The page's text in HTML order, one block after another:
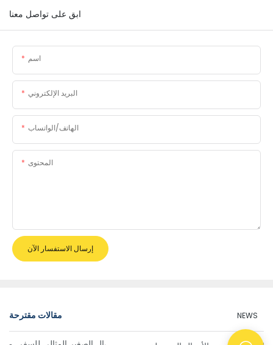
ابق على تواصل معنا
اسم
البريد الإلكتروني
الهاتف/الواتساب
المحتوى
إرسال الاستفسار الآن
مقالات مقترحة NEWS